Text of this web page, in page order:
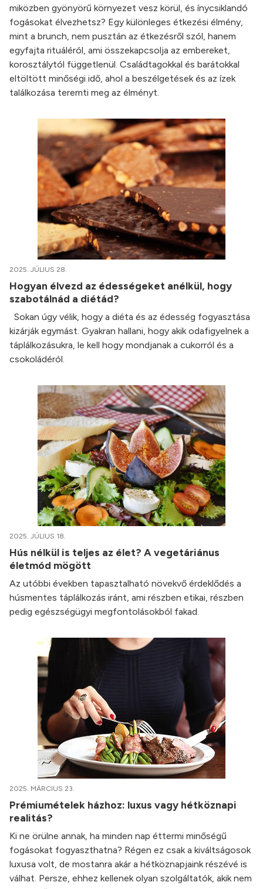
miközben gyönyörű környezet vesz körül, és ínycsiklandó
fogásokat élvezhetsz? Egy különleges étkezési élmény,
mint a brunch, nem pusztán az étkezésről szól, hanem
egyfajta rituáléról, ami összekapcsolja az embereket,
korosztálytól függetlenül. Családtagokkal és barátokkal
eltöltött minőségi idő, ahol a beszélgetések és az ízek
találkozása teremti meg az élményt.
2025. JÚLIUS 28.
Hogyan élvezd az édességeket anélkül, hogy
szabotálnád a diétád?
Sokan úgy vélik, hogy a diéta és az édesség fogyasztása
kizárják egymást. Gyakran hallani, hogy akik odafigyelnek a
táplálkozásukra, le kell hogy mondjanak a cukorról és a
csokoládéról.
2025. JÚLIUS 18.
Hús nélkül is teljes az élet? A vegetáriánus
életmód mögött
Az utóbbi években tapasztalható növekvő érdeklődés a
húsmentes táplálkozás iránt, ami részben etikai, részben
pedig egészségügyi megfontolásokból fakad.
2025. MÁRCIUS 23.
Prémiumételek házhoz: luxus vagy hétköznapi
realitás?
Ki ne örülne annak, ha minden nap éttermi minőségű
fogásokat fogyaszthatna? Régen ez csak a kiváltságosok
luxusa volt, de mostanra akár a hétköznapjaink részévé is
válhat. Persze, ehhez kellenek olyan szolgáltatók, akik nem